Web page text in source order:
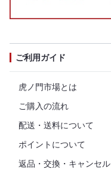
ご利用ガイド
虎ノ門市場とは
ご購入の流れ
配送・送料について
ポイントについて
返品・交換・キャンセル